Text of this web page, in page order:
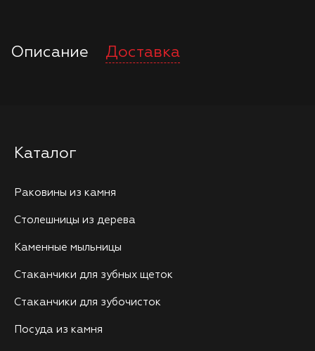
Описание Доставка
Каталог
Раковины из камня
Столешницы из дерева
Каменные мыльницы
Стаканчики для зубных щеток
Стаканчики для зубочисток
Посуда из камня